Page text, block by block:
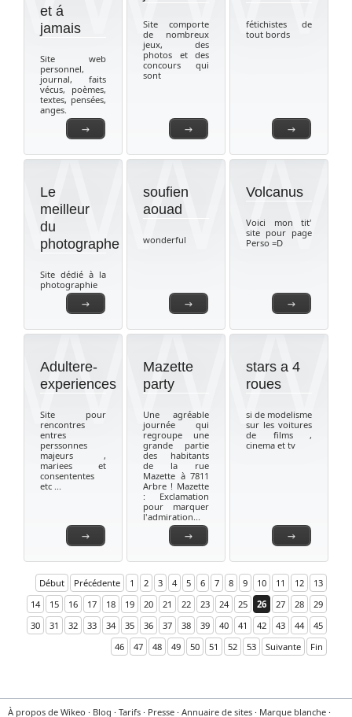
→
et á
jamais
Site web
personnel,
journal, faits
vécus, poèmes,
textes, pensées,
anges.
→
Site comporte
de nombreux
jeux, des
photos et des
concours qui
sont
→
fétichistes de
tout bords
→
Le
meilleur
du
photographe
Site dédié à la
photographie
→
soufien
aouad
wonderful
→
Volcanus
Voici mon tit'
site pour page
Perso =D
→
Adultere-
experiences
Site pour
rencontres
entres
perssonnes
majeurs ,
mariees et
consententes
etc ...
→
Mazette
party
Une agréable
journée qui
regroupe une
grande partie
des habitants
de la rue
Mazette à 7811
Arbre ! Mazette
: Exclamation
pour marquer
l'admiration...
→
stars a 4
roues
si de modelisme
sur les voitures
de films ,
cinema et tv
Début Précédente 1 2 3 4 5 6 7 8 9 10 11 12
13
14
15 16 17 18 19 20 21 22 23 24 25 26 27 28
29
30
31 32 33 34 35 36 37 38 39 40 41 42 43 44
45
46
47 48 49 50 51 52 53 Suivante Fin
À propos de Wikeo · Blog · Tarifs · Presse · Annuaire de sites · Marque blanche ·